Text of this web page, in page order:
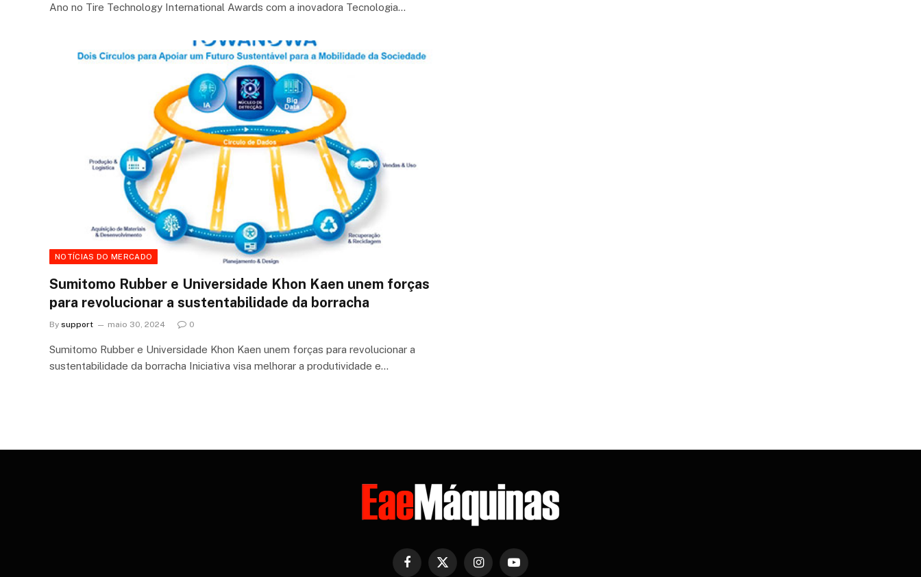
Ano no Tire Technology International Awards com a inovadora Tecnologia…
NOTÍCIAS DO MERCADO
Sumitomo Rubber e Universidade Khon Kaen unem forças
para revolucionar a sustentabilidade da borracha
By support maio 30, 2024 0
Sumitomo Rubber e Universidade Khon Kaen unem forças para revolucionar a
sustentabilidade da borracha Iniciativa visa melhorar a produtividade e…
Facebook
X
InstagramYouTube